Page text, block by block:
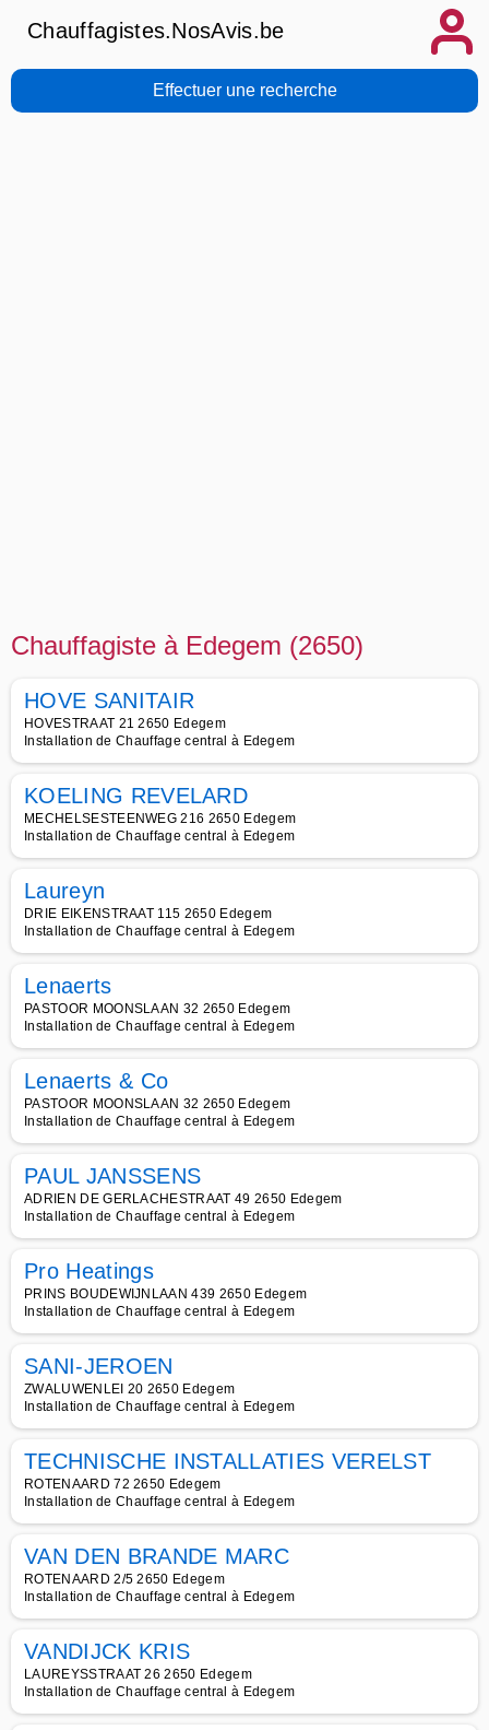
Chauffagistes.NosAvis.be
Effectuer une recherche
Chauffagiste à Edegem (2650)
HOVE SANITAIR
HOVESTRAAT 21 2650 Edegem
Installation de Chauffage central à Edegem
KOELING REVELARD
MECHELSESTEENWEG 216 2650 Edegem
Installation de Chauffage central à Edegem
Laureyn
DRIE EIKENSTRAAT 115 2650 Edegem
Installation de Chauffage central à Edegem
Lenaerts
PASTOOR MOONSLAAN 32 2650 Edegem
Installation de Chauffage central à Edegem
Lenaerts & Co
PASTOOR MOONSLAAN 32 2650 Edegem
Installation de Chauffage central à Edegem
PAUL JANSSENS
ADRIEN DE GERLACHESTRAAT 49 2650 Edegem
Installation de Chauffage central à Edegem
Pro Heatings
PRINS BOUDEWIJNLAAN 439 2650 Edegem
Installation de Chauffage central à Edegem
SANI-JEROEN
ZWALUWENLEI 20 2650 Edegem
Installation de Chauffage central à Edegem
TECHNISCHE INSTALLATIES VERELST
ROTENAARD 72 2650 Edegem
Installation de Chauffage central à Edegem
VAN DEN BRANDE MARC
ROTENAARD 2/5 2650 Edegem
Installation de Chauffage central à Edegem
VANDIJCK KRIS
LAUREYSSTRAAT 26 2650 Edegem
Installation de Chauffage central à Edegem